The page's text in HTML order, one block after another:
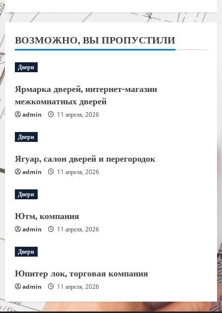
ВОЗМОЖНО, ВЫ ПРОПУСТИЛИ
Двери
Ярмарка дверей, интернет-магазин
межкомнатных дверей
admin 11 апреля, 2026
Двери
Ягуар, салон дверей и перегородок
admin 11 апреля, 2026
Двери
Ютм, компания
admin 11 апреля, 2026
Двери
Юпитер лок, торговая компания
admin 11 апреля, 2026